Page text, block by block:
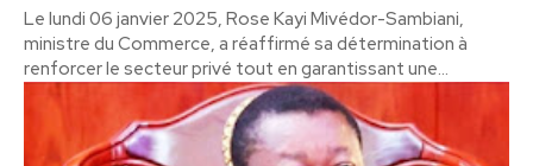
Le lundi 06 janvier 2025, Rose Kayi Mivédor-Sambiani,
ministre du Commerce, a réaffirmé sa détermination à
renforcer le secteur privé tout en garantissant une...